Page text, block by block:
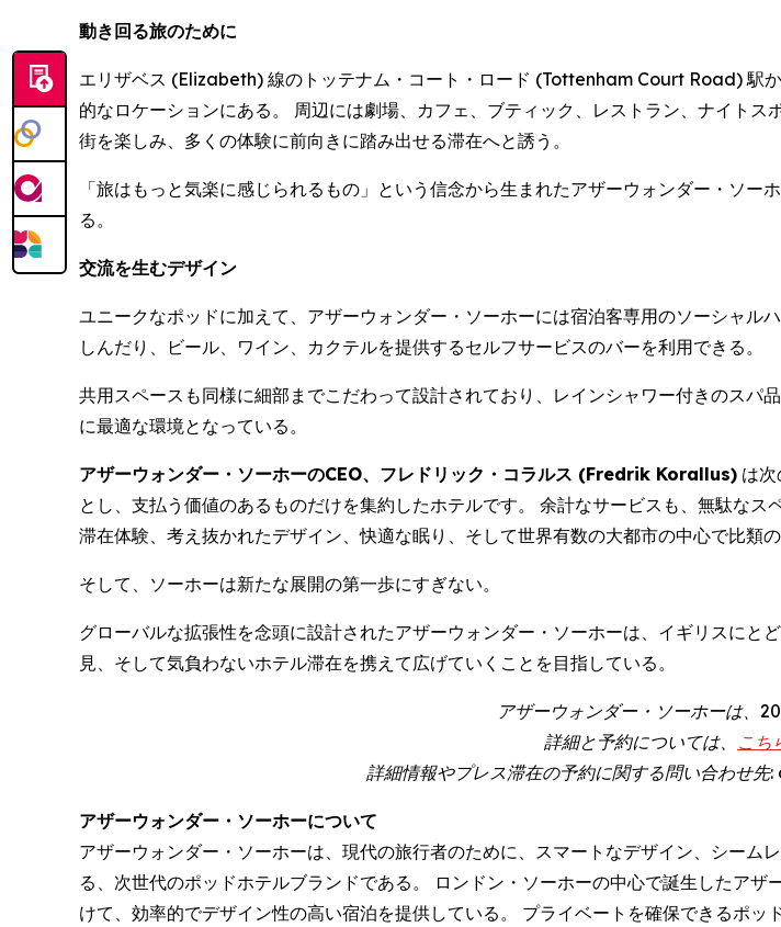
動き回る旅のために
エリザベス (Elizabeth) 線のトッテナム・コート・ロード (Tottenham Court Road) 駅
的なロケーションにある。 周辺には劇場、カフェ、ブティック、レストラン、ナイト
街を楽しみ、多くの体験に前向きに踏み出せる滞在へと誘う。
「旅はもっと気楽に感じられるもの」という信念から生まれたアザーウォンダー・ソ
る。
交流を生むデザイン
ユニークなポッドに加えて、アザーウォンダー・ソーホーには宿泊客専用のソーシャ
しんだり、ビール、ワイン、カクテルを提供するセルフサービスのバーを利用できる。
共用スペースも同様に細部までこだわって設計されており、レインシャワー付きのス
に最適な環境となっている。
アザーウォンダー・ソーホーのCEO、フレドリック・コラルス (Fredrik Korallus) は
とし、支払う価値のあるものだけを集約したホテルです。 余計なサービスも、無駄な
滞在体験、考え抜かれたデザイン、快適な眠り、そして世界有数の大都市の中心で比類
そして、ソーホーは新たな展開の第一歩にすぎない。
グローバルな拡張性を念頭に設計されたアザーウォンダー・ソーホーは、イギリスに
見、そして気負わないホテル滞在を携えて広げていくことを目指している。
アザーウォンダー・ソーホーは、
詳細と予約については、 こち
詳細情報やプレス滞在の予約に関する問い合わせ
アザーウォンダー・ソーホーについて
アザーウォンダー・ソーホーは、現代の旅行者のために、スマートなデザイン、シー
る、次世代のポッドホテルブランドである。 ロンドン・ソーホーの中心で誕生したア
けて、効率的でデザイン性の高い宿泊を提供している。 プライベートを確保できるポ